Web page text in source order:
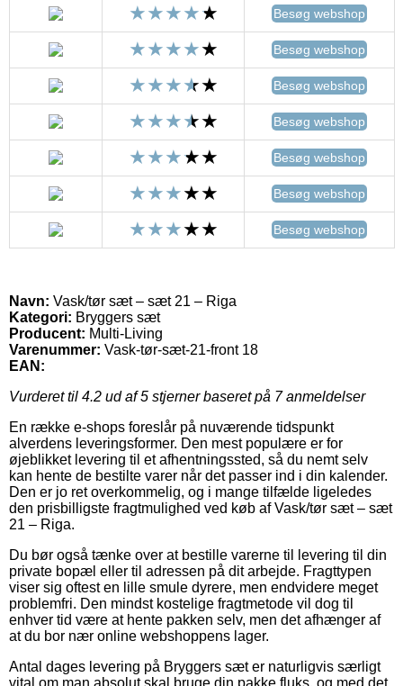
Besøg webshop
Besøg webshop
Besøg webshop
Besøg webshop
Besøg webshop
Besøg webshop
Besøg webshop
Navn: Vask/tør sæt – sæt 21 – Riga
Kategori: Bryggers sæt
Producent: Multi-Living
Varenummer: Vask-tør-sæt-21-front 18
EAN:
Vurderet til 4.2 ud af 5 stjerner baseret på 7anmeldelser
En række e-shops foreslår på nuværende tidspunkt
alverdens leveringsformer. Den mest populære er for
øjeblikket levering til et afhentningssted, så du nemt selv
kan hente de bestilte varer når det passer ind i din kalender.
Den er jo ret overkommelig, og i mange tilfælde ligeledes
den prisbilligste fragtmulighed ved køb af Vask/tør sæt – sæt
21 – Riga.
Du bør også tænke over at bestille varerne til levering til din
private bopæl eller til adressen på dit arbejde. Fragttypen
viser sig oftest en lille smule dyrere, men endvidere meget
problemfri. Den mindst kostelige fragtmetode vil dog til
enhver tid være at hente pakken selv, men det afhænger af
at du bor nær online webshoppens lager.
Antal dages levering på Bryggers sæt er naturligvis særligt
vital om man absolut skal bruge din pakke fluks, og med det